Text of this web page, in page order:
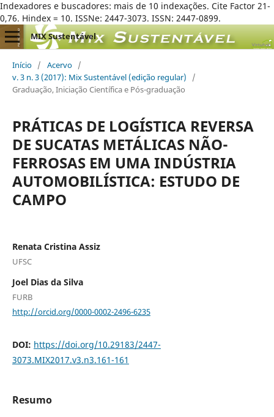
Indexadores e buscadores: mais de 10 indexações. Cite Factor 21-
0,76. Hindex = 10. ISSNe: 2447-3073. ISSN: 2447-0899.
MIX Sustentável
Início / Acervo /
v. 3 n. 3 (2017): Mix Sustentável (edição regular)
/
Graduação, Iniciação Científica e Pós-graduação
PRÁTICAS DE LOGÍSTICA REVERSA
DE SUCATAS METÁLICAS NÃO-
FERROSAS EM UMA INDÚSTRIA
AUTOMOBILÍSTICA: ESTUDO DE
CAMPO
Renata Cristina Assiz
UFSC
Joel Dias da Silva
FURB
http://orcid.org/0000-0002-2496-6235
DOI: https://doi.org/10.29183/2447-
3073.MIX2017.v3.n3.161-161
Resumo